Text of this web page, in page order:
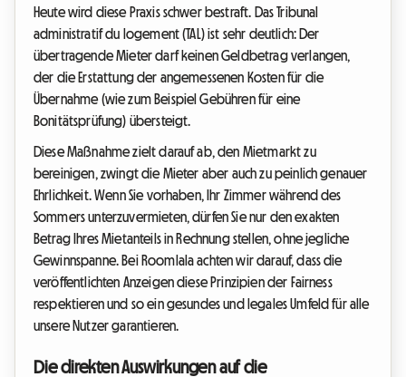
Heute wird diese Praxis schwer bestraft. Das Tribunal
administratif du logement (TAL) ist sehr deutlich: Der
übertragende Mieter darf keinen Geldbetrag verlangen,
der die Erstattung der angemessenen Kosten für die
Übernahme (wie zum Beispiel Gebühren für eine
Bonitätsprüfung) übersteigt.
Diese Maßnahme zielt darauf ab, den Mietmarkt zu
bereinigen, zwingt die Mieter aber auch zu peinlich genauer
Ehrlichkeit. Wenn Sie vorhaben, Ihr Zimmer während des
Sommers unterzuvermieten, dürfen Sie nur den exakten
Betrag Ihres Mietanteils in Rechnung stellen, ohne jegliche
Gewinnspanne. Bei Roomlala achten wir darauf, dass die
veröffentlichten Anzeigen diese Prinzipien der Fairness
respektieren und so ein gesundes und legales Umfeld für alle
unsere Nutzer garantieren.
Die direkten Auswirkungen auf die